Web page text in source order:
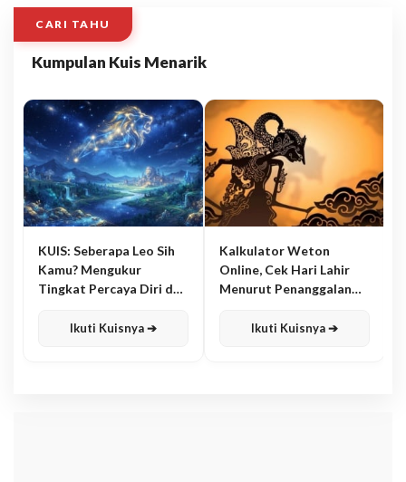
CARI TAHU
Kumpulan Kuis Menarik
KUIS: Seberapa Leo Sih
Kamu? Mengukur
Tingkat Percaya Diri dan
Ikuti Kuisnya ➔
Kalkulator Weton
Online, Cek Hari Lahir
Menurut Penanggalan
Ikuti Kuisnya ➔